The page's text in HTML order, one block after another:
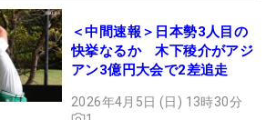
＜中間速報＞日本勢3人目の
快挙なるか 木下稜介がアジ
アン3億円大会で2差追走
2026年4月5日 (日) 13時30分